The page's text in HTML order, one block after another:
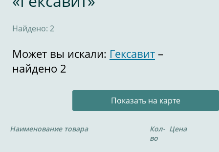
Найдено: 2
Может вы искали: Гексавит –
найдено 2
Показать на карте
Наименование товара
Кол-
во
Цена